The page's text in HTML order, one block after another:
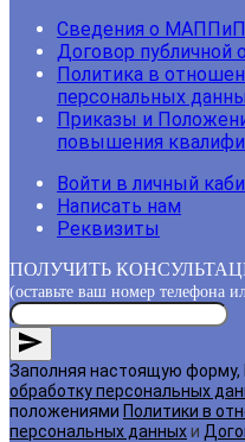
Сведения о МАППиП
Договор публичной
Политика в
персональных
Приказы и
повышения
Войти в личный
Написать нам
Реквизиты
ПОЛУЧИТЬ
(оставьте ваш номер телефона
Заполняя настоящую форму,
обработку персональных
положениями Политики в
персональных данныхи